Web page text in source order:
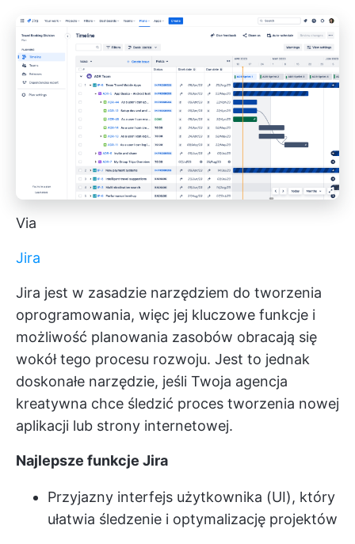
Via
Jira
Jira jest w zasadzie narzędziem do tworzenia
oprogramowania, więc jej kluczowe funkcje i
możliwość planowania zasobów obracają się
wokół tego procesu rozwoju. Jest to jednak
doskonałe narzędzie, jeśli Twoja agencja
kreatywna chce śledzić proces tworzenia nowej
aplikacji lub strony internetowej.
Najlepsze funkcje Jira
Przyjazny interfejs użytkownika (UI), który
ułatwia śledzenie i optymalizację projektów